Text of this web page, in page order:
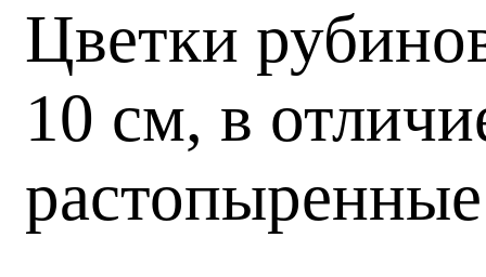
Цветки
10 см, в